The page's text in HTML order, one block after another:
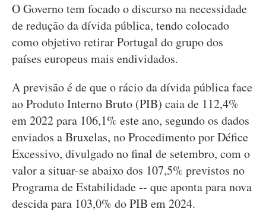
O Governo tem focado o discurso na necessidade
de redução da dívida pública, tendo colocado
como objetivo retirar Portugal do grupo dos
países europeus mais endividados.
A previsão é de que o rácio da dívida pública face
ao Produto Interno Bruto (PIB) caia de 112,4%
em 2022 para 106,1% este ano, segundo os dados
enviados a Bruxelas, no Procedimento por Défice
Excessivo, divulgado no final de setembro, com o
valor a situar-se abaixo dos 107,5% previstos no
Programa de Estabilidade -- que aponta para nova
descida para 103,0% do PIB em 2024.